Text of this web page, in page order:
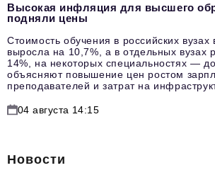
Высокая инфляция для высшего
подняли цены
Стоимость обучения в российских вузах
выросла на 10,7%, а в отдельных вузах
14%, на некоторых специальностях —
объясняют повышение цен ростом
преподавателей и затрат на
04 августа 14:15
Новости